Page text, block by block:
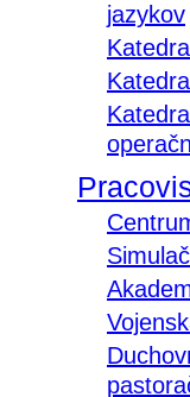
jazykov